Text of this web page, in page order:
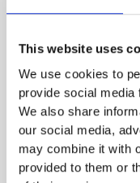
This website uses
We use cookies to
provide social
We also share
our social media,
may combine it with
provided to them or
3 Fehler die
scheitern
lassen